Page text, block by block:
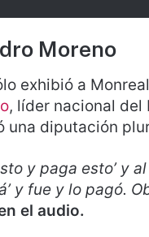
Moreno
exhibió a
, líder nacional
diputación
y paga esto’ y
y fue y lo pagó.
el audio.